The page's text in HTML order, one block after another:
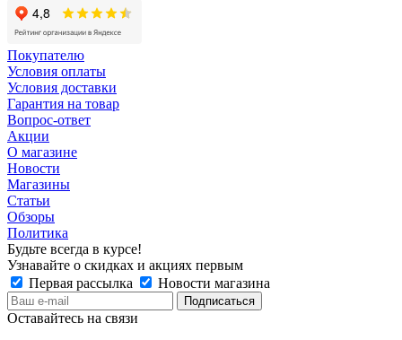
Покупателю
Условия оплаты
Условия доставки
Гарантия на товар
Вопрос-ответ
Акции
О магазине
Новости
Магазины
Статьи
Обзоры
Политика
Будьте всегда в курсе!
Узнавайте о скидках и акциях первым
Первая рассылка
Новости магазина
Оставайтесь на связи